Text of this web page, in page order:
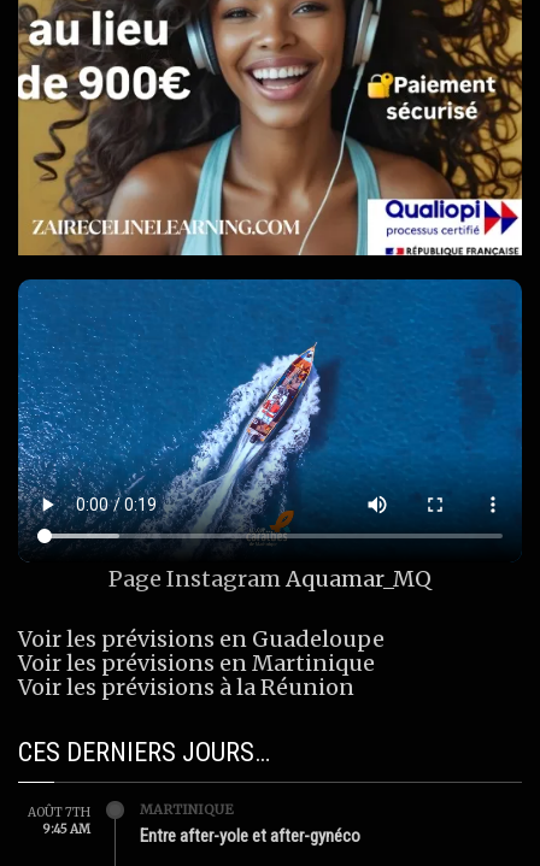
Page InstagramAquamar_MQ
Voir les prévisions en Guadeloupe
Voir les prévisions en Martinique
Voir les prévisions à la Réunion
CES DERNIERS JOURS…
AOÛT 7TH
9:45 AM
MARTINIQUE
Entre after-yole et after-gynéco